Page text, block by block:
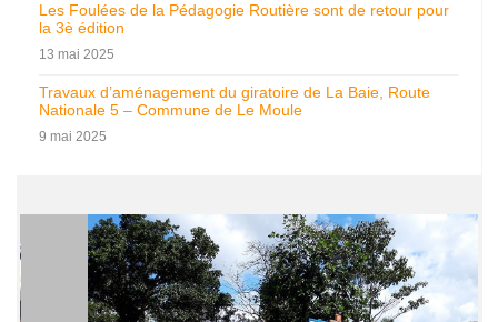
Les Foulées de la Pédagogie Routière sont de retour pour
la 3è édition
13 mai 2025
Travaux d’aménagement du giratoire de La Baie, Route
Nationale 5 – Commune de Le Moule
9 mai 2025